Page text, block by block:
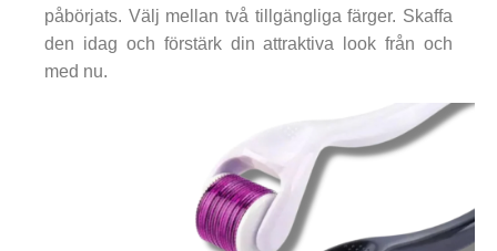
påbörjats. Välj mellan två tillgängliga färger. Skaffa
den idag och förstärk din attraktiva look från och
med nu.